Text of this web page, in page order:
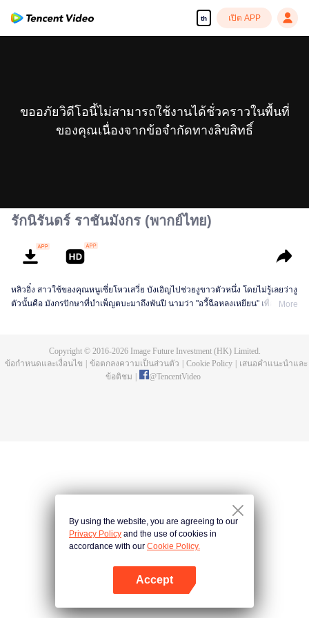
th เปิด APP
ขออภัยวิดีโอนี้ไม่สามารถใช้งานได้ชั่วคราวในพื้นที่
ของคุณเนื่องจากข้อจำกัดทางลิขสิทธิ์
รักนิรันดร์ ราชันมังกร (พากย์ไทย)
หลิวอิ๋ง สาวใช้ของคุณหนูเซี่ยโหวเสวี่ย บังเอิญไปช่วยงูขาวตัวหนึ่ง โดยไม่รู้เลยว่างู
ตัวนั้นคือ มังกรปักษาที่บำเพ็ญตบะมาถึงพันปี นามว่า "อวี้ฉือหลงเหยียน" เพื่อ
หลิวอิ๋งในร่าง"กู้ชิงเยียน" ได้รับรู้การมีอยู่ของอวี้ฉือหลงเหยียน ชาติที่เหมือนความ
ทุกข์โศกทั้งปวงจะสิ้นสุด....แต่แล้วอวี้ฉือหลงเหยียนต้องเผชิญหน้ากับโทษทัณฑ์จาก
More
Copyright © 2016-2026Image Future Investment (HK) Limited.
ข้อกำหนดและเงื่อนไข
ข้อตกลงความเป็นส่วนตัว Cookie Policy
เสนอคำแนะนำและ
ข้อติชม
@TencentVideo
By using the website, you are agreeing to our
Privacy Policy and the use of cookies in
accordance with our Cookie Policy.
Accept